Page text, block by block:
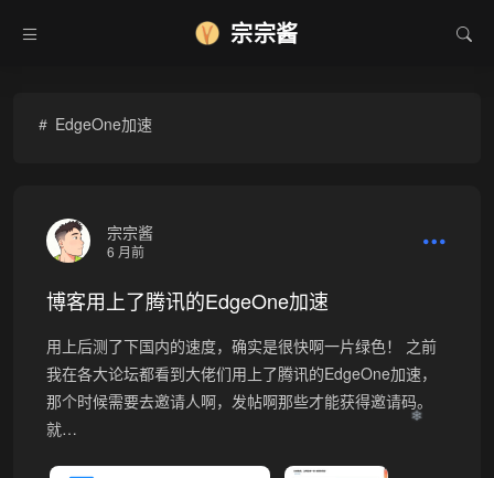
❄
宗宗酱
EdgeOne加速
宗宗酱
6 月前
博客用上了腾讯的EdgeOne加速
用上后测了下国内的速度，确实是很快啊一片绿色！ 之前
我在各大论坛都看到大佬们用上了腾讯的EdgeOne加速，
那个时候需要去邀请人啊，发帖啊那些才能获得邀请码。
就…